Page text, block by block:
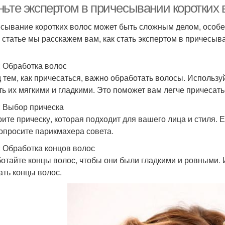
экспертом в причесывании
коротких волос может быть сложным делом,
статье мы расскажем вам, как стать экспертом в
волос
как причесаться, важно обработать волосы.
их мягкими и гладкими. Это поможет вам легче
прическа
прическу, которая подходит для вашего лица и стиля.
парикмахера совета.
концов волос
концы волос, чтобы они были гладкими и ровными.
концы волос.